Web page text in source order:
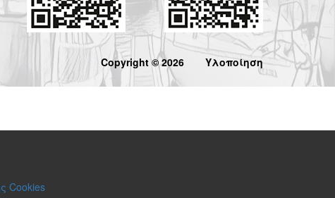
Copyright © 2026 Υλοποίηση
Cookies